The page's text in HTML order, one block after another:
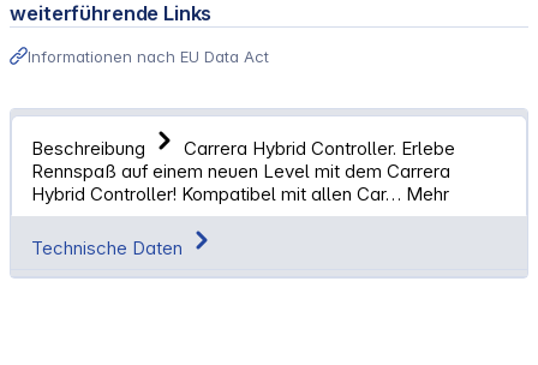
weiterführende Links
Informationen nach EU Data Act
Beschreibung
Carrera Hybrid Controller. Erlebe
Rennspaß auf einem neuen Level mit dem Carrera
Hybrid Controller! Kompatibel mit allen Car… Mehr
Technische Daten